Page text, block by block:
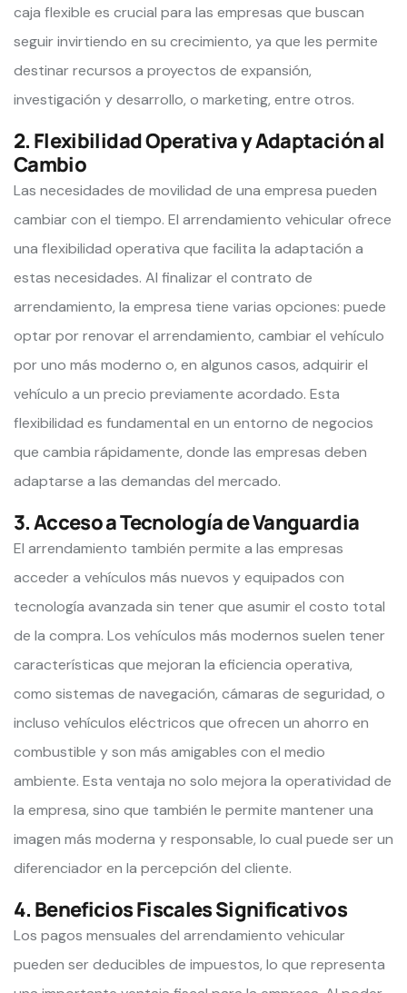
caja flexible es crucial para las empresas que buscan
seguir invirtiendo en su crecimiento, ya que les permite
destinar recursos a proyectos de expansión,
investigación y desarrollo, o marketing, entre otros.
2. Flexibilidad Operativa y Adaptación al
Cambio
Las necesidades de movilidad de una empresa pueden
cambiar con el tiempo. El arrendamiento vehicular ofrece
una flexibilidad operativa que facilita la adaptación a
estas necesidades. Al finalizar el contrato de
arrendamiento, la empresa tiene varias opciones: puede
optar por renovar el arrendamiento, cambiar el vehículo
por uno más moderno o, en algunos casos, adquirir el
vehículo a un precio previamente acordado. Esta
flexibilidad es fundamental en un entorno de negocios
que cambia rápidamente, donde las empresas deben
adaptarse a las demandas del mercado.
3. Acceso a Tecnología de Vanguardia
El arrendamiento también permite a las empresas
acceder a vehículos más nuevos y equipados con
tecnología avanzada sin tener que asumir el costo total
de la compra. Los vehículos más modernos suelen tener
características que mejoran la eficiencia operativa,
como sistemas de navegación, cámaras de seguridad, o
incluso vehículos eléctricos que ofrecen un ahorro en
combustible y son más amigables con el medio
ambiente. Esta ventaja no solo mejora la operatividad de
la empresa, sino que también le permite mantener una
imagen más moderna y responsable, lo cual puede ser un
diferenciador en la percepción del cliente.
4. Beneficios Fiscales Significativos
Los pagos mensuales del arrendamiento vehicular
pueden ser deducibles de impuestos, lo que representa